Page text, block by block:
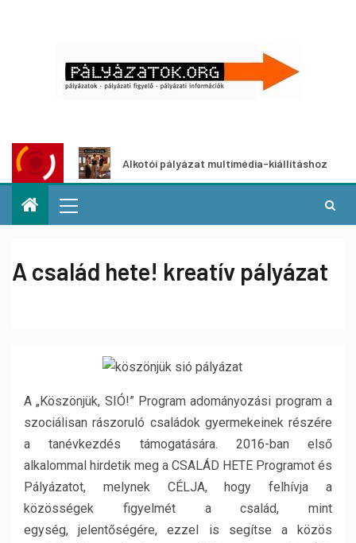
Alkotói pályázat multimédia-kiállításhoz
A család hete! kreatív pályázat
A „Köszönjük, SIÓ!” Program adományozási program a
szociálisan rászoruló családok gyermekeinek részére
a tanévkezdés támogatására. 2016-ban első
alkalommal hirdetik meg a CSALÁD HETE Programot és
Pályázatot, melynek CÉLJA, hogy felhívja a
közösségek figyelmét a család, mint
egység, jelentőségére, ezzel is segítse a közös